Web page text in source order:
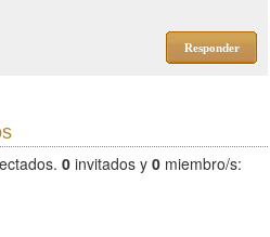
Responder
0 invitados y 0 miembro/s: